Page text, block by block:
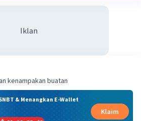
Iklan
kenampakan buatan
& Menangkan E-Wallet
Klaim